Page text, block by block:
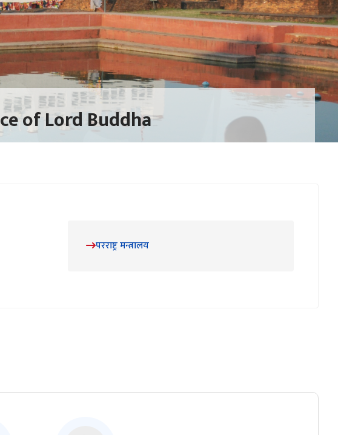
परराष्ट्र मन्त्रालय